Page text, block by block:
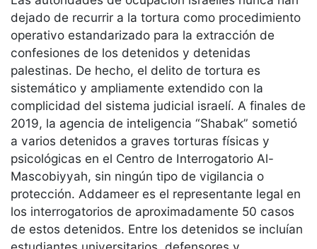
dejado de recurrir a la tortura como procedimiento
operativo estandarizado para la extracción de
confesiones de los detenidos y detenidas
palestinas. De hecho, el delito de tortura es
sistemático y ampliamente extendido con la
complicidad del sistema judicial israelí. A finales de
2019, la agencia de inteligencia “Shabak” sometió
a varios detenidos a graves torturas físicas y
psicológicas en el Centro de Interrogatorio Al-
Mascobiyyah, sin ningún tipo de vigilancia o
protección. Addameer es el representante legal en
los interrogatorios de aproximadamente 50 casos
de estos detenidos. Entre los detenidos se incluían